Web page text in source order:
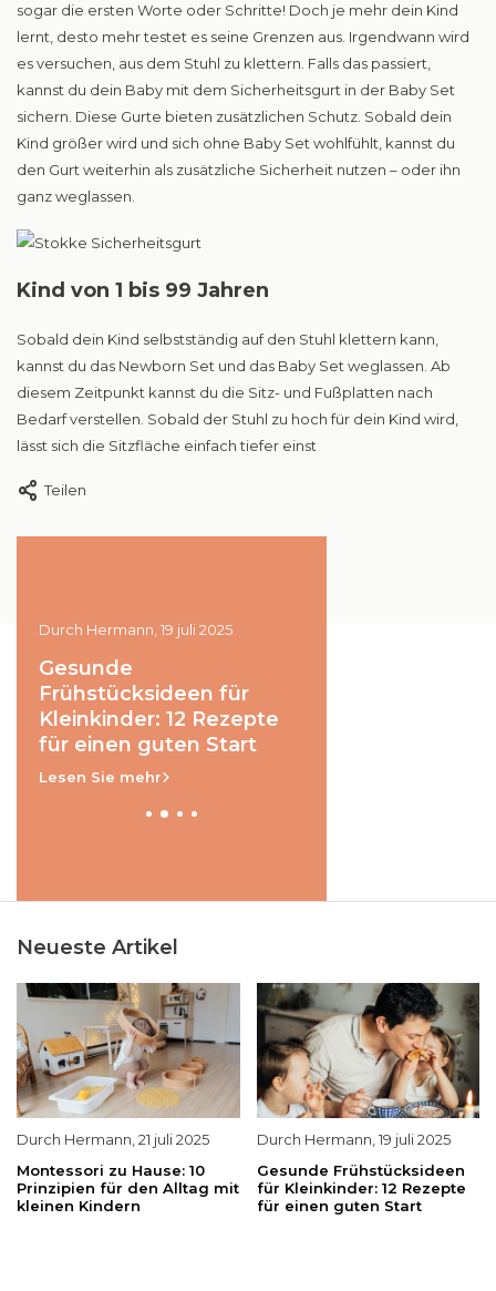
sogar die ersten Worte oder Schritte! Doch je mehr dein Kind
lernt, desto mehr testet es seine Grenzen aus. Irgendwann wird
es versuchen, aus dem Stuhl zu klettern. Falls das passiert,
kannst du dein Baby mit dem Sicherheitsgurt in der Baby Set
sichern. Diese Gurte bieten zusätzlichen Schutz. Sobald dein
Kind größer wird und sich ohne Baby Set wohlfühlt, kannst du
den Gurt weiterhin als zusätzliche Sicherheit nutzen – oder ihn
ganz weglassen.
Kind von 1 bis 99 Jahren
Sobald dein Kind selbstständig auf den Stuhl klettern kann,
kannst du das Newborn Set und das Baby Set weglassen. Ab
diesem Zeitpunkt kannst du die Sitz- und Fußplatten nach
Bedarf verstellen. Sobald der Stuhl zu hoch für dein Kind wird,
lässt sich die Sitzfläche einfach tiefer einst
Teilen
Durch Hermann, 19 juli 2025
Gesunde
Frühstücksideen für
Kleinkinder: 12 Rezepte
für einen guten Start
Lesen Sie mehr
Neueste Artikel
Durch Hermann 21 juli 2025
Montessori zu Hause: 10
Prinzipien für den Alltag mit
kleinen Kindern
Durch Hermann 19 juli 2025
Gesunde Frühstücksideen
für Kleinkinder: 12 Rezepte
für einen guten Start